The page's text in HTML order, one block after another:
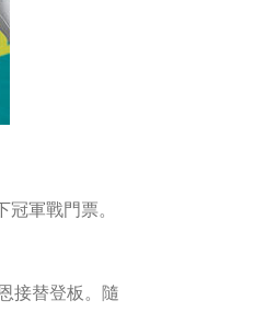
軍戰門票。
接替登板。隨